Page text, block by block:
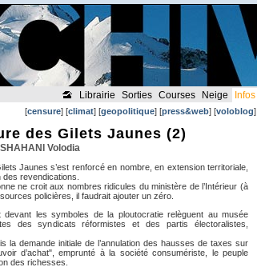
Librairie Sorties Courses Neige Infos
[censure] [climat] [geopolitique] [press&web] [voloblog]
des Gilets Jaunes (2)
Volodia
Jaunes s’est renforcé en nombre, en extension territoriale,
revendications.
ne croit aux nombres ridicules du ministère de l’Intérieur (à
policières, il faudrait ajouter un zéro.
devant les symboles de la ploutocratie relèguent au musée
des syndicats réformistes et des partis électoralistes,
la demande initiale de l’annulation des hausses de taxes sur
d’achat", emprunté à la société consumériste, le peuple
des richesses.